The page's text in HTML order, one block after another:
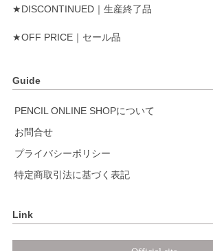
★DISCONTINUED｜生産終了品
★OFF PRICE｜セール品
Guide
PENCIL ONLINE SHOPについて
お問合せ
プライバシーポリシー
特定商取引法に基づく表記
Link